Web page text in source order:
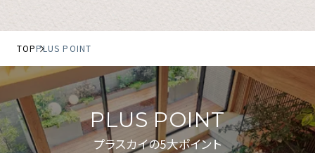
TOPPLUS POINT
PLUS POINT
プラスカイの5大ポイント